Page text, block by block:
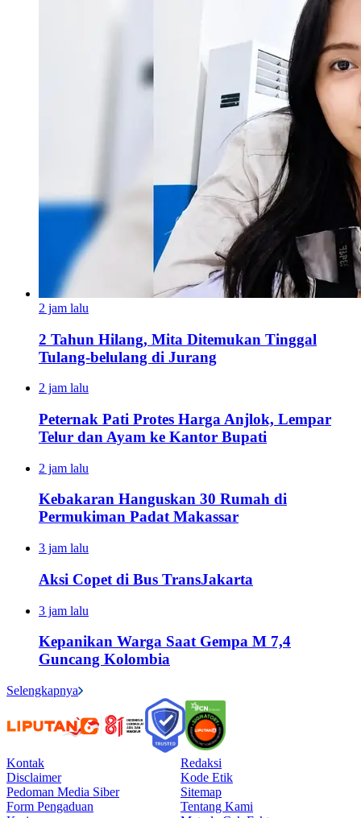
2 jam lalu
2 Tahun Hilang, Mita Ditemukan Tinggal
Tulang-belulang di Jurang
2 jam lalu
Peternak Pati Protes Harga Anjlok, Lempar
Telur dan Ayam ke Kantor Bupati
2 jam lalu
Kebakaran Hanguskan 30 Rumah di
Permukiman Padat Makassar
3 jam lalu
Aksi Copet di Bus TransJakarta
3 jam lalu
Kepanikan Warga Saat Gempa M 7,4
Guncang Kolombia
Selengkapnya
Kontak
Redaksi
Disclaimer
Kode Etik
Pedoman Media Siber
Sitemap
Form Pengaduan
Tentang Kami